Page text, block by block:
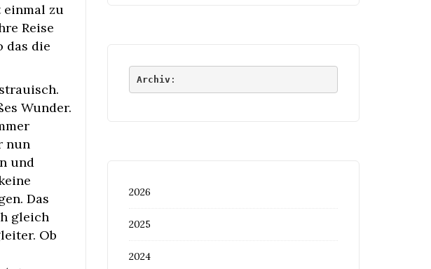
einmal zu
Reise
das die
Wunder.
nun
und
Das
gleich
Ob
Archiv:
2026
2025
2024